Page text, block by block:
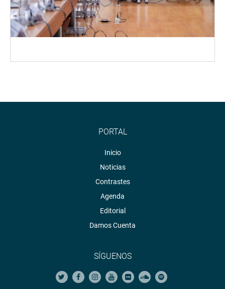
PORTAL
Inicio
Noticias
Contrastes
Agenda
Editorial
Damos Cuenta
SÍGUENOS